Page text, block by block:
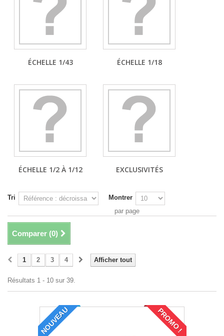
ÉCHELLE 1/43 ÉCHELLE 1/18
ÉCHELLE 1/2 À 1/12 EXCLUSIVITÉS
Tri
Montrer
par page
Comparer (0)
Afficher tout
1 2 3 4
Résultats 1 - 10 sur 39.
NOUVEAU PROMO !